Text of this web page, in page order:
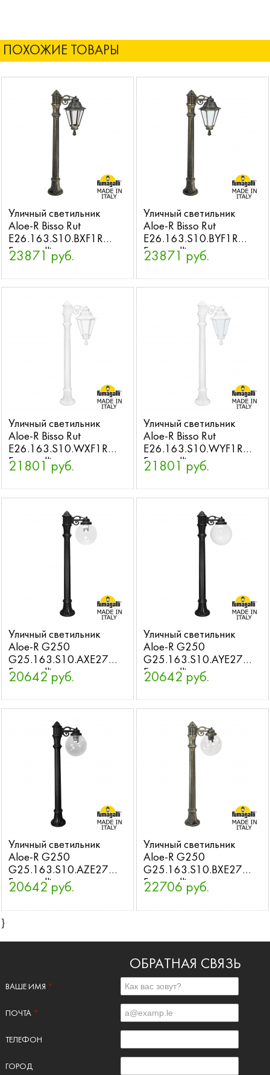
ПОХОЖИЕ ТОВАРЫ
Уличный светильник
Aloe-R Bisso Rut
E26.163.S10.BXF1R
Fumagalli
23871 руб.
Уличный светильник
Aloe-R Bisso Rut
E26.163.S10.BYF1R
Fumagalli
23871 руб.
Уличный светильник
Aloe-R Bisso Rut
E26.163.S10.WXF1R
Fumagalli
21801 руб.
Уличный светильник
Aloe-R Bisso Rut
E26.163.S10.WYF1R
Fumagalli
21801 руб.
Уличный светильник
Aloe-R G250
G25.163.S10.AXE27
Fumagalli
20642 руб.
Уличный светильник
Aloe-R G250
G25.163.S10.AYE27
Fumagalli
20642 руб.
Уличный светильник
Aloe-R G250
G25.163.S10.AZE27
Fumagalli
20642 руб.
Уличный светильник
Aloe-R G250
G25.163.S10.BXE27
Fumagalli
22706 руб.
}
ОБРАТНАЯ СВЯЗЬ
ВАШЕ ИМЯ *
ПОЧТА *
ТЕЛЕФОН
ГОРОД